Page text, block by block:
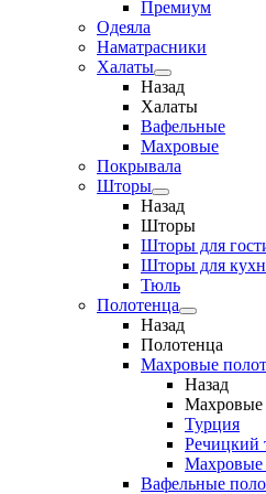
Премиум
Одеяла
Наматрасники
Халаты
Назад
Халаты
Вафельные
Махровые
Покрывала
Шторы
Назад
Шторы
Шторы для
Шторы для
Тюль
Полотенца
Назад
Полотенца
Махровые
Назад
Махровые
Турция
Речицкий
Махровые
Вафельные